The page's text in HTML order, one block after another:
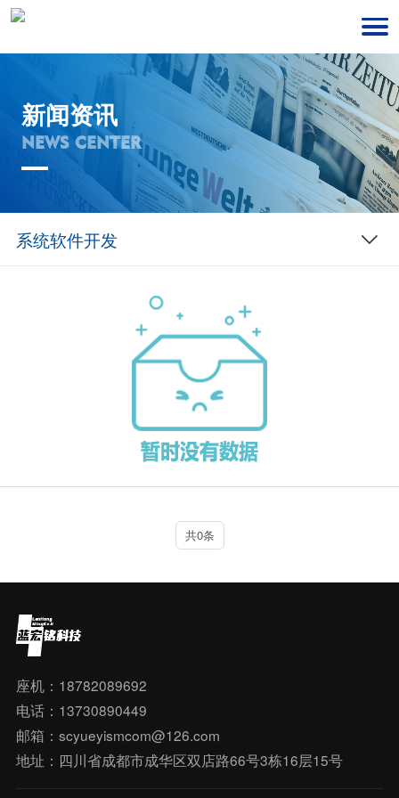
新闻资讯
NEWS CENTER
系统软件开发
共0条
座机：18782089692
电话：13730890449
邮箱：scyueyismcom@126.com
地址：四川省成都市成华区双店路66号3栋16层15号